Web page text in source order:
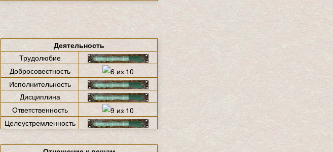
Деятельность
Трудолюбие
Добросовестность
Исполнительность
Дисциплина
Ответственность
Целеустремленность